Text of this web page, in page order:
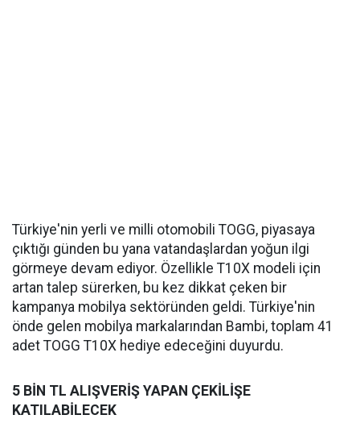
Türkiye'nin yerli ve milli otomobili TOGG, piyasaya
çıktığı günden bu yana vatandaşlardan yoğun ilgi
görmeye devam ediyor. Özellikle T10X modeli için
artan talep sürerken, bu kez dikkat çeken bir
kampanya mobilya sektöründen geldi. Türkiye'nin
önde gelen mobilya markalarından Bambi, toplam 41
adet TOGG T10X hediye edeceğini duyurdu.
5 BİN TL ALIŞVERİŞ YAPAN ÇEKİLİŞE
KATILABİLECEK